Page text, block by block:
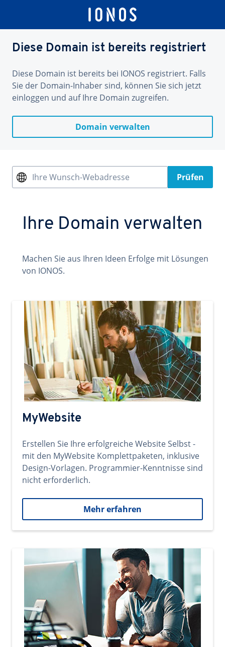
Diese Domain ist bereits registriert
Diese Domain ist bereits bei IONOS registriert. Falls
Sie der Domain-Inhaber sind, können Sie sich jetzt
einloggen und auf Ihre Domain zugreifen.
Domain verwalten
Ihre Wunsch-Webadresse Prüfen
Ihre Domain verwalten
Machen Sie aus Ihren Ideen Erfolge mit Lösungen
von IONOS.
MyWebsite
Erstellen Sie Ihre erfolgreiche Website Selbst -
mit den MyWebsite Komplettpaketen, inklusive
Design-Vorlagen. Programmier-Kenntnisse sind
nicht erforderlich.
Mehr erfahren